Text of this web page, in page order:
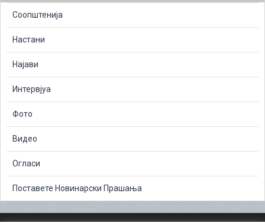
Соопштенија
Настани
Најави
Интервјуа
Фото
Видео
Огласи
Поставете Новинарски Прашања